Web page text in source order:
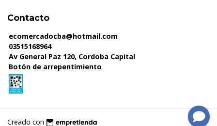
Contacto
ecomercadocba@hotmail.com
03515168964
Av General Paz 120, Cordoba Capital
Botón de arrepentimiento
Creado con